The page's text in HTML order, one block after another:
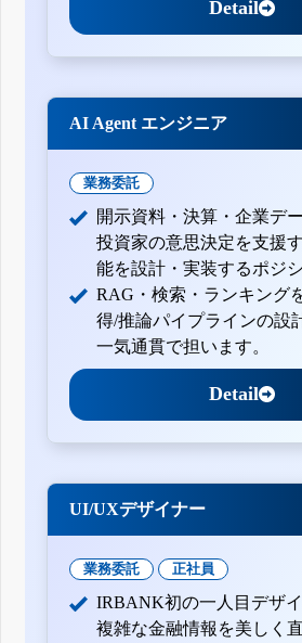
Detail
AI Agent エンジニア
業務委託
開示資料・決算・企業デ
投資家の意思決定を支援
能を設計・実装するポジ
RAG・検索・ランキング
得/推論パイプラインの設
一気通貫で担います。
Detail
UI/UXデザイナー
業務委託 正社員
IRBANK初の一人目デザイ
複雑な金融情報を美しく